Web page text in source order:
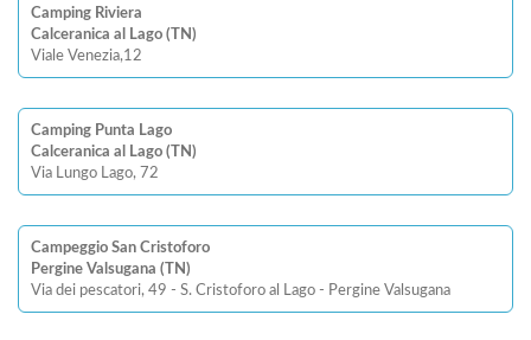
Camping Riviera
Calceranica al Lago (TN)
Viale Venezia,12
Camping Punta Lago
Calceranica al Lago (TN)
Via Lungo Lago, 72
Campeggio San Cristoforo
Pergine Valsugana (TN)
Via dei pescatori, 49 - S. Cristoforo al Lago - Pergine Valsugana